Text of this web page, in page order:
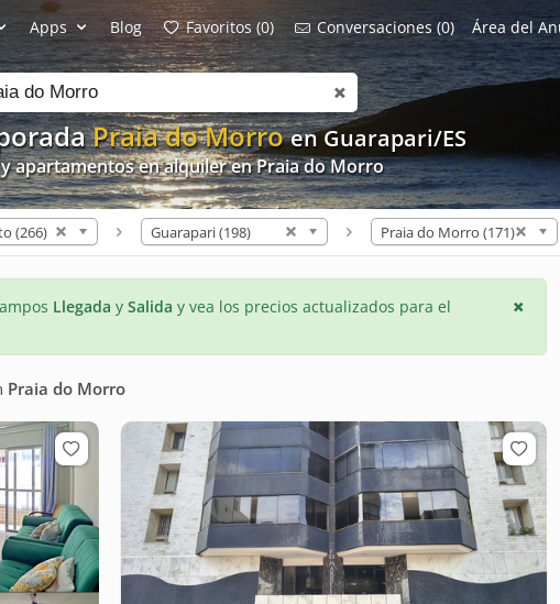
Praia do Morro en Guarapari/ES
y apartamentos en alquiler en Praia do Morro
Apps Blog Favoritos (0) Conversaciones (0) Área del
(266) Guarapari (198) Praia do Morro (171)
Llegada y Salida y vea los precios actualizados para el
Praia do Morro